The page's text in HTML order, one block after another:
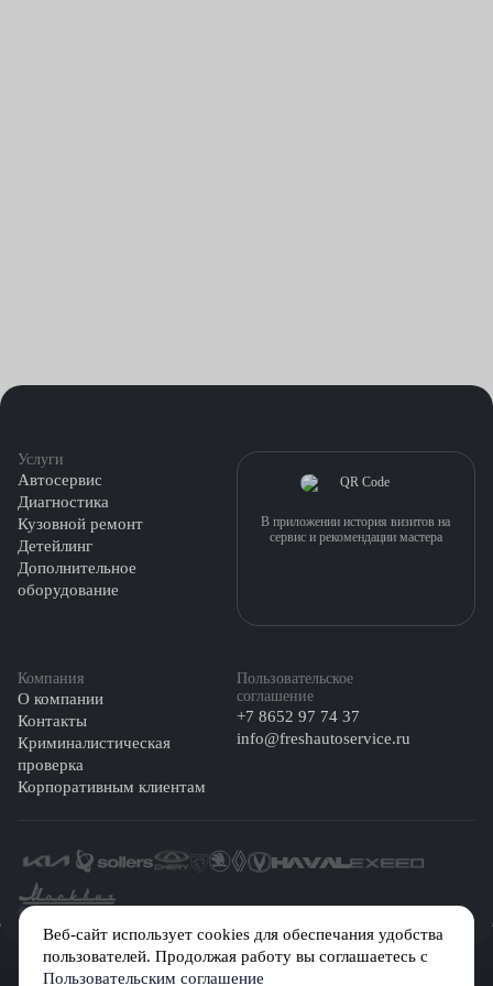
Веб-сайт использует cookies для обеспечания удобства
пользователей. Продолжая работу вы соглашаетесь с
Пользовательским соглашение
Услуги
Автосервис
Диагностика
Кузовной ремонт
Детейлинг
Дополнительное
оборудование
Компания
О компании
Контакты
Криминалистическая
проверка
Корпоративным клиентам
Пользовательское
соглашение
+7 8652 97 74 37
info@freshautoservice.ru
В приложении история визитов на
сервис и рекомендации мастера
©️ 2026 Fresh Auto
Сетевое издание «Первый автомобильный маркетплейс» зарегистрировано